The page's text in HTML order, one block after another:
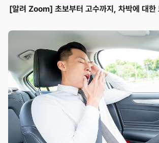
[알려 Zoom] 초보부터 고수까지, 차박에 대한